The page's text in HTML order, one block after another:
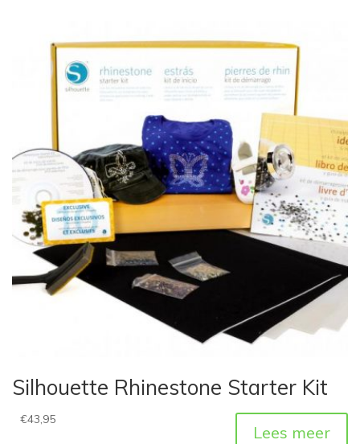
Silhouette Rhinestone Starter Kit
€43,95
Lees meer